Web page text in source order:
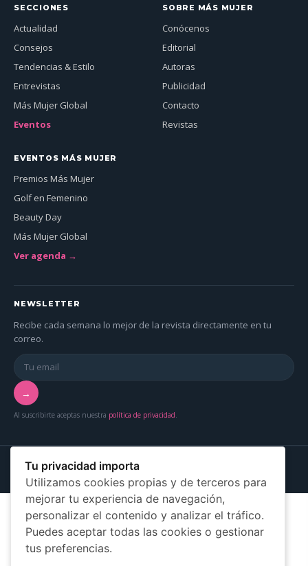
SECCIONES
Actualidad
Consejos
Tendencias & Estilo
Entrevistas
Más Mujer Global
Eventos
SOBRE MÁS MUJER
Conócenos
Editorial
Autoras
Publicidad
Contacto
Revistas
EVENTOS MÁS MUJER
Premios Más Mujer
Golf en Femenino
Beauty Day
Más Mujer Global
Ver agenda →
NEWSLETTER
Recibe cada semana lo mejor de la revista directamente en tu
correo.
→
Al suscribirte aceptas nuestra política de privacidad.
© 2026 Más Mujer Online — Asociación Más Mujer Canarias
Aviso legal
Privacidad
Tu privacidad importa
Utilizamos cookies propias y de terceros para
mejorar tu experiencia de navegación,
personalizar el contenido y analizar el tráfico.
Puedes aceptar todas las cookies o gestionar
tus preferencias.